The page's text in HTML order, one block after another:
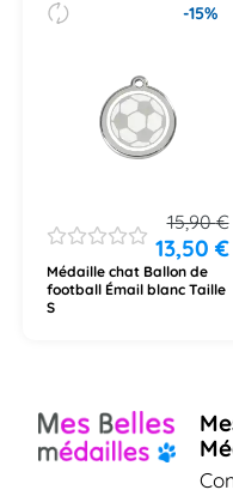
-15%
15,90€
13,50 €
Médaille chat Ballon de
football Émail blanc Taille
S